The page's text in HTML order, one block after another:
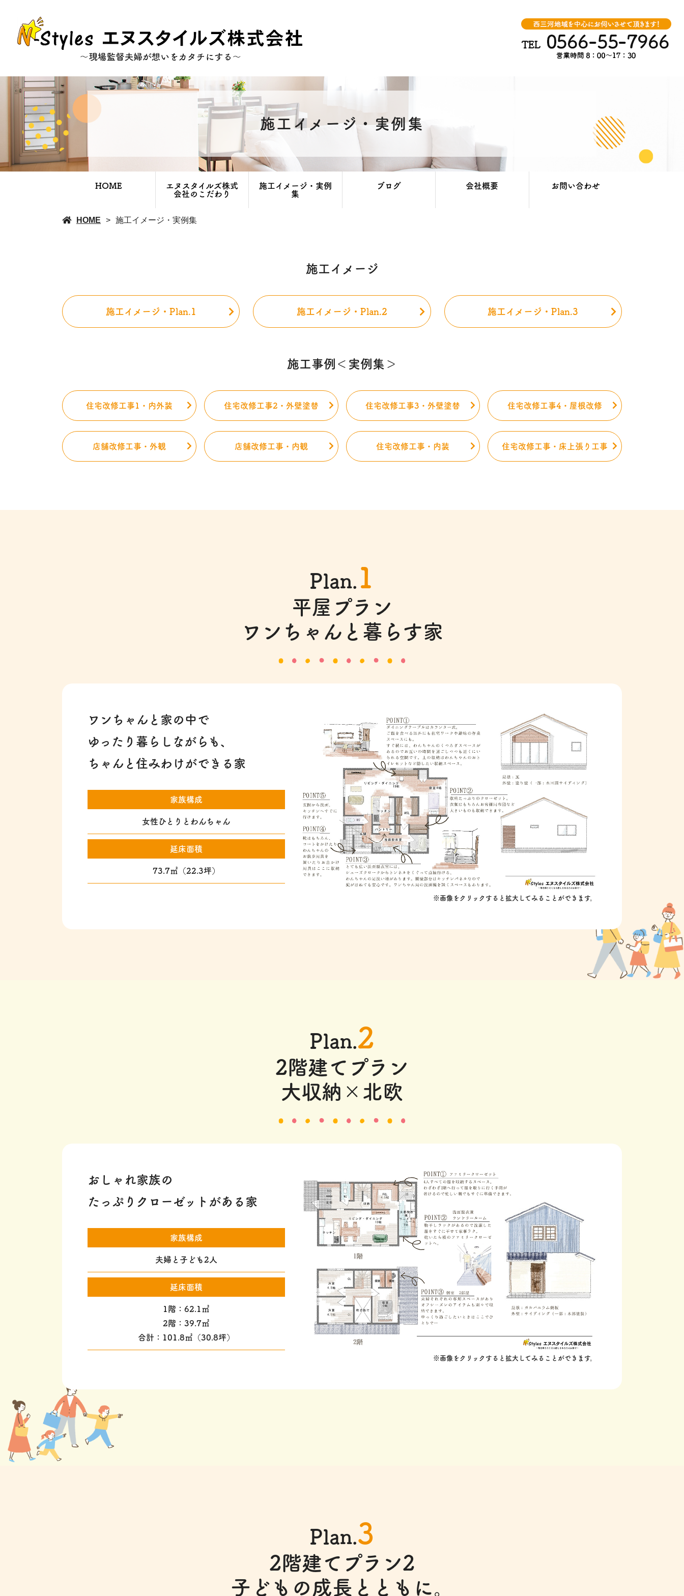
施工イメージ・実例集
HOME
エヌスタイルズ株式
会社のこだわり
施工イメージ・実例
集
ブログ 会社概要 お問い合わせ
HOME 施工イメージ・実例集
施工イメージ
施工イメージ・Plan.1 施工イメージ・Plan.2 施工イメージ・Plan.3
施工事例＜実例集＞
住宅改修工事1・内外装 住宅改修工事2・外壁塗替 住宅改修工事3・外壁塗替 住宅改修工事4・屋根改修
店舗改修工事・外観 店舗改修工事・内観 住宅改修工事・内装 住宅改修工事・床上張り工事
Plan. 1
平屋プラン
ワンちゃんと暮らす家
ワンちゃんと家の中で
ゆったり暮らしながらも、
ちゃんと住みわけができる家
家族構成
女性ひとりとわんちゃん
延床面積
73.7㎡（22.3坪）
※画像をクリックすると拡大してみることができます。
Plan.2
2階建てプラン
大収納×北欧
おしゃれ家族の
たっぷりクローゼットがある家
家族構成
夫婦と子ども2人
延床面積
1階：62.1㎡
2階：39.7㎡
合計：101.8㎡（30.8坪）
※画像をクリックすると拡大してみることができます。
Plan.3
2階建てプラン2
子どもの成長とともに。